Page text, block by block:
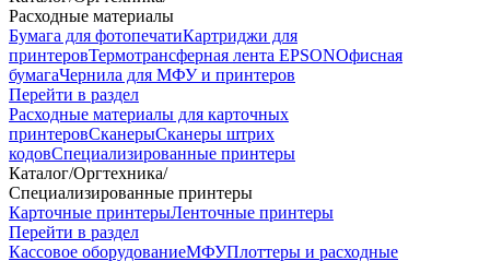
Расходные материалы
Бумага для фотопечатиКартриджи для
принтеровТермотрансферная лента EPSONОфисная
бумагаЧернила для МФУ и принтеров
Перейти в раздел
Расходные материалы для карточных
принтеровСканерыСканеры штрих
кодовСпециализированные принтеры
Каталог/Оргтехника/
Специализированные принтеры
Карточные принтерыЛенточные принтеры
Перейти в раздел
Кассовое оборудованиеМФУПлоттеры и расходные